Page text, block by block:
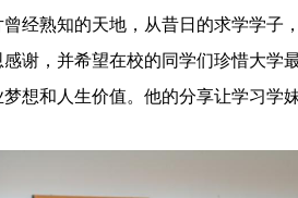
经熟知的天地，从昔日的求学学
谢，并希望在校的同学们珍惜大
想和人生价值。他的分享让学习